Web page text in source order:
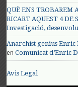
QUÈ ENS TROBAREM
RICART AQUEST 4
Investigació,
Anarchist genius Enric
enComunicat d’Enric
Avis Legal